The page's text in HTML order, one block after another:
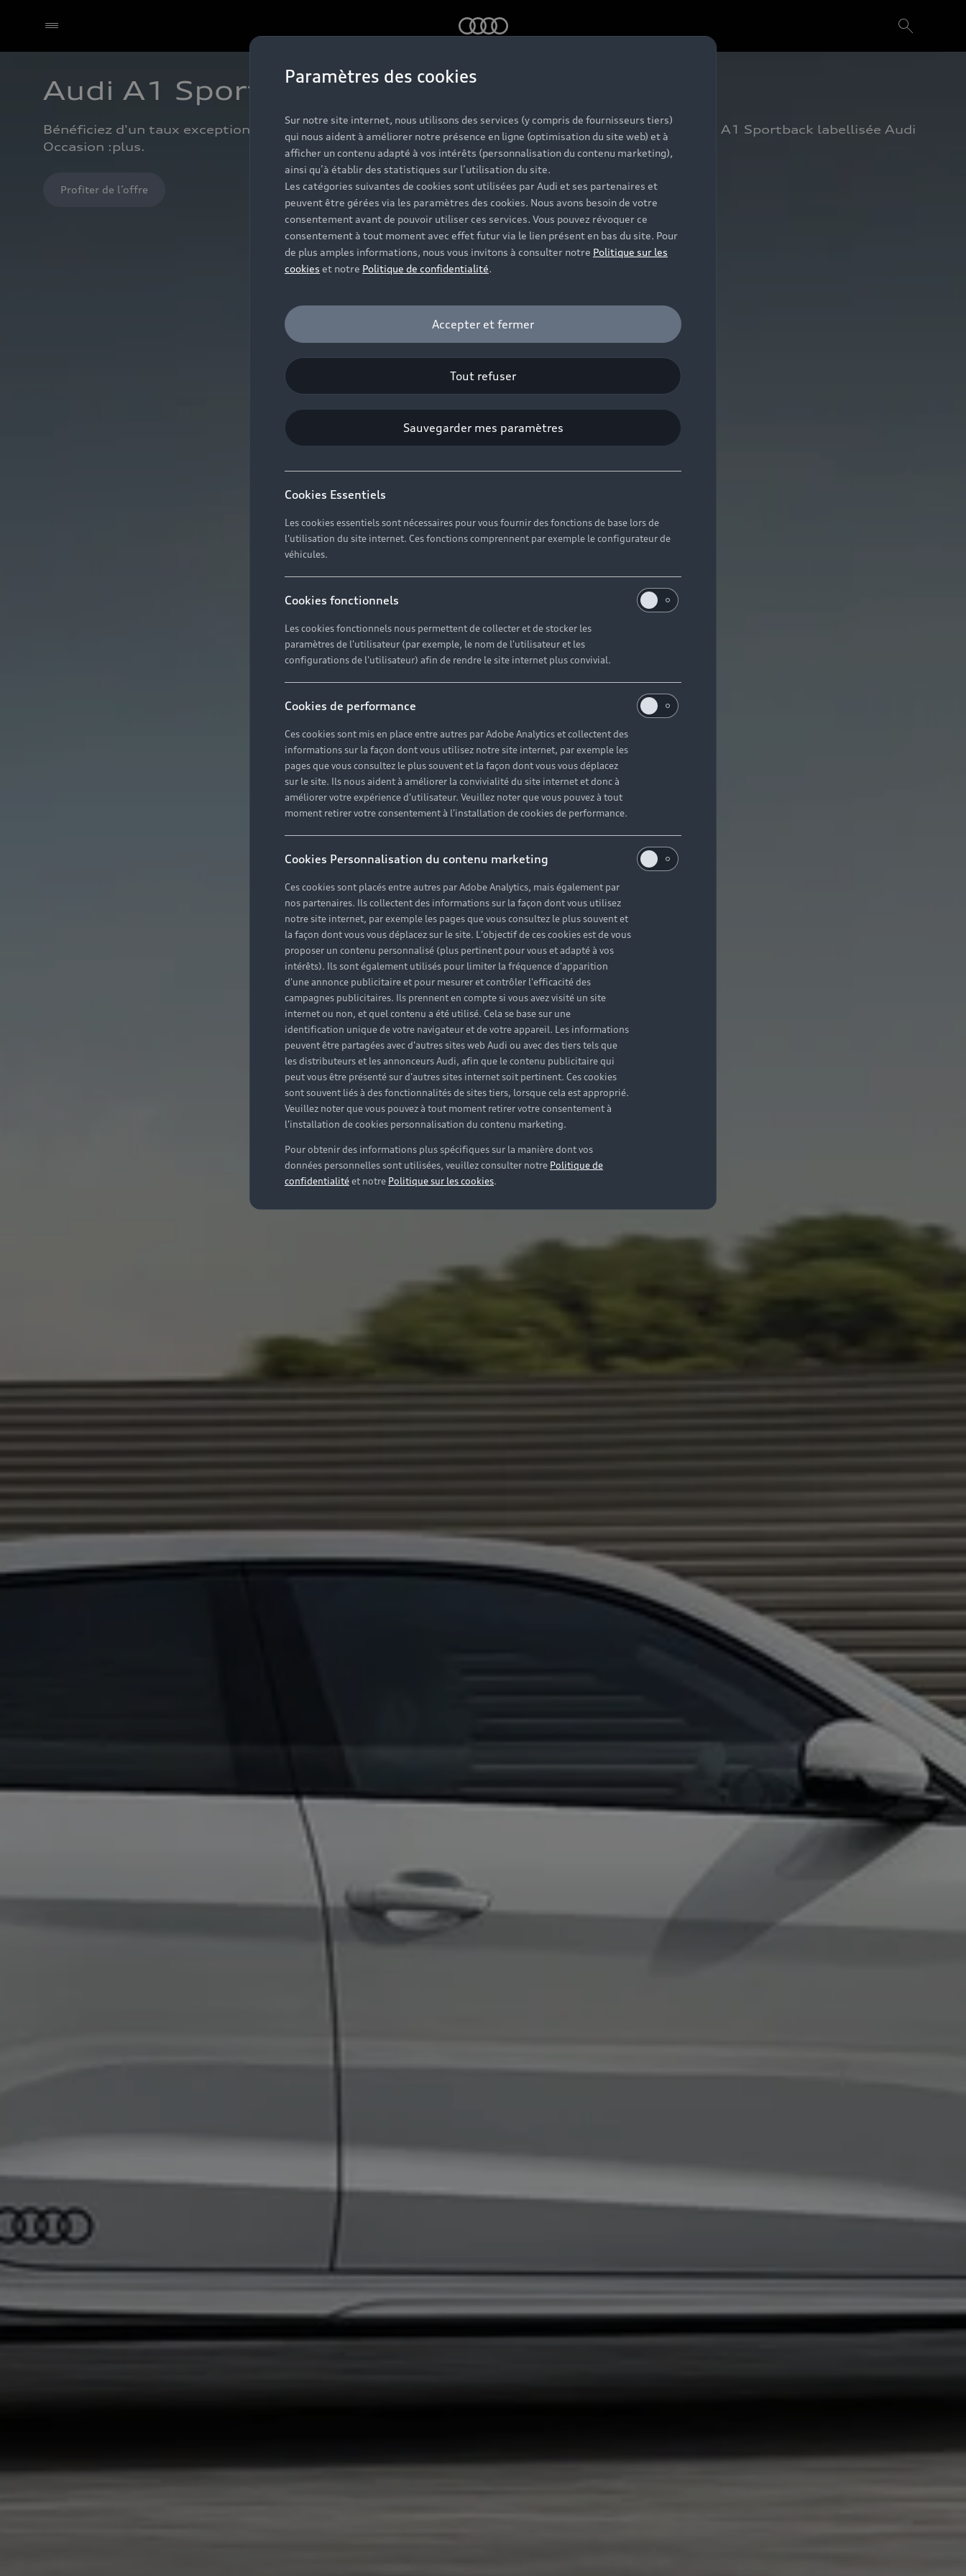
Paramètres des cookies
Sur notre site internet, nous utilisons des services (y compris de fournisseurs tiers)
qui nous aident à améliorer notre présence en ligne (optimisation du site web) et à
afficher un contenu adapté à vos intérêts (personnalisation du contenu marketing),
ainsi qu’à établir des statistiques sur l’utilisation du site.
Les catégories suivantes de cookies sont utilisées par Audi et ses partenaires et
peuvent être gérées via les paramètres des cookies. Nous avons besoin de votre
consentement avant de pouvoir utiliser ces services. Vous pouvez révoquer ce
consentement à tout moment avec effet futur via le lien présent en bas du site. Pour
de plus amples informations, nous vous invitons à consulter notre Politique sur les
cookies et notre Politique de confidentialité.
Accepter et fermer
Tout refuser
Sauvegarder mes paramètres
Cookies Essentiels
Les cookies essentiels sont nécessaires pour vous fournir des fonctions de base lors de
l'utilisation du site internet. Ces fonctions comprennent par exemple le configurateur de
véhicules.
Cookies fonctionnels
Les cookies fonctionnels nous permettent de collecter et de stocker les
paramètres de l'utilisateur (par exemple, le nom de l'utilisateur et les
configurations de l'utilisateur) afin de rendre le site internet plus convivial.
Cookies de performance
Ces cookies sont mis en place entre autres par Adobe Analytics et collectent des
informations sur la façon dont vous utilisez notre site internet, par exemple les
pages que vous consultez le plus souvent et la façon dont vous vous déplacez
sur le site. Ils nous aident à améliorer la convivialité du site internet et donc à
améliorer votre expérience d'utilisateur. Veuillez noter que vous pouvez à tout
moment retirer votre consentement à l'installation de cookies de performance.
Cookies Personnalisation du contenu marketing
Ces cookies sont placés entre autres par Adobe Analytics, mais également par
nos partenaires. Ils collectent des informations sur la façon dont vous utilisez
notre site internet, par exemple les pages que vous consultez le plus souvent et
la façon dont vous vous déplacez sur le site. L'objectif de ces cookies est de vous
proposer un contenu personnalisé (plus pertinent pour vous et adapté à vos
intérêts). Ils sont également utilisés pour limiter la fréquence d'apparition
d'une annonce publicitaire et pour mesurer et contrôler l'efficacité des
campagnes publicitaires. Ils prennent en compte si vous avez visité un site
internet ou non, et quel contenu a été utilisé. Cela se base sur une
identification unique de votre navigateur et de votre appareil. Les informations
peuvent être partagées avec d'autres sites web Audi ou avec des tiers tels que
les distributeurs et les annonceurs Audi, afin que le contenu publicitaire qui
peut vous être présenté sur d'autres sites internet soit pertinent. Ces cookies
sont souvent liés à des fonctionnalités de sites tiers, lorsque cela est approprié.
Veuillez noter que vous pouvez à tout moment retirer votre consentement à
l'installation de cookies personnalisation du contenu marketing.
Pour obtenir des informations plus spécifiques sur la manière dont vos
données personnelles sont utilisées, veuillez consulter notre Politique de
confidentialitéet notre Politique sur les cookies.
Audi A1 Sportback
Bénéficiez d'un taux exceptionnel de 1,9%⁽¹⁾ et du premier entretien offert⁽²⁾ à l'achat de votre Audi A1 Sportback labellisée Audi
Occasion :plus.
Profiter de l’offre